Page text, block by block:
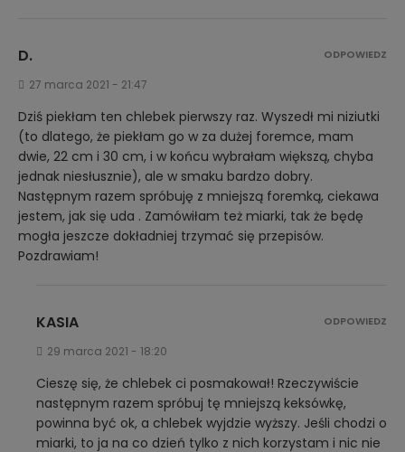
D.
27 marca 2021 - 21:47
Dziś piekłam ten chlebek pierwszy raz. Wyszedł mi niziutki
(to dlatego, że piekłam go w za dużej foremce, mam
dwie, 22 cm i 30 cm, i w końcu wybrałam większą, chyba
jednak niesłusznie), ale w smaku bardzo dobry.
Następnym razem spróbuję z mniejszą foremką, ciekawa
jestem, jak się uda . Zamówiłam też miarki, tak że będę
mogła jeszcze dokładniej trzymać się przepisów.
Pozdrawiam!
ODPOWIEDZ
KASIA
29 marca 2021 - 18:20
Cieszę się, że chlebek ci posmakował! Rzeczywiście
następnym razem spróbuj tę mniejszą keksówkę,
powinna być ok, a chlebek wyjdzie wyższy. Jeśli chodzi o
miarki, to ja na co dzień tylko z nich korzystam i nic nie
ODPOWIEDZ